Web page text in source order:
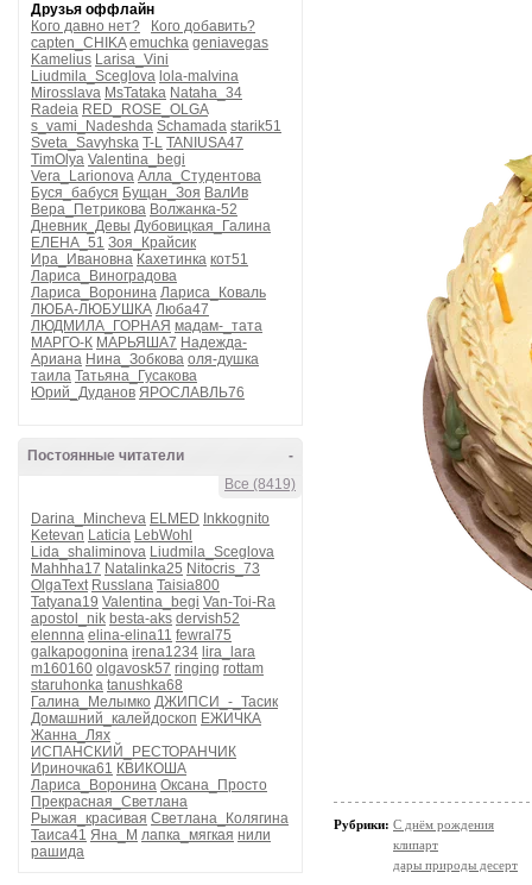
Друзья оффлайн
Кого давно нет?
Кого добавить?
capten_CHIKA emuchka geniavegas
Kamelius Larisa_Vini
Liudmila_Sceglova lola-malvina
Mirosslava MsTataka Nataha_34
Radeia RED_ROSE_OLGA
s_vami_Nadeshda Schamada starik51
Sveta_Savyhska T-L TANIUSA47
TimOlya Valentina_begi
Vera_Larionova Алла_Студентова
Буся_бабуся Бущан_Зоя ВалИв
Вера_Петрикова Волжанка-52
Дневник_Девы Дубовицкая_Галина
ЕЛЕНА_51 Зоя_Крайсик
Ира_Ивановна Кахетинка кот51
Лариса_Виноградова
Лариса_Воронина Лариса_Коваль
ЛЮБА-ЛЮБУШКА Люба47
ЛЮДМИЛА_ГОРНАЯ мадам-_тата
МАРГО-К МАРЬЯША7 Надежда-
Ариана Нина_Зобкова оля-душка
таила Татьяна_Гусакова
Юрий_Дуданов ЯРОСЛАВЛЬ76
-
Постоянные читатели
Все (8419)
Darina_Mincheva ELMED Inkkognito
Ketevan Laticia LebWohl
Lida_shaliminova Liudmila_Sceglova
Mahhha17 Natalinka25 Nitocris_73
OlgaText Russlana Taisia800
Tatyana19 Valentina_begi Van-Toi-Ra
apostol_nik besta-aks dervish52
elennna elina-elina11 fewral75
galkapogonina irena1234 lira_lara
m160160 olgavosk57 ringing rottam
staruhonka tanushka68
Галина_Мелымко ДЖИПСИ_-_Тасик
Домашний_калейдоскоп ЕЖИЧКА
Жанна_Лях
ИСПАНСКИЙ_РЕСТОРАНЧИК
Ириночка61 КВИКОША
Лариса_Воронина Оксана_Просто
Прекрасная_Светлана
Рыжая_красивая Светлана_Колягина
Таиса41 Яна_М лапка_мягкая нили
рашида
Рубрики: С днём рождения
клипарт
дары природы десерт